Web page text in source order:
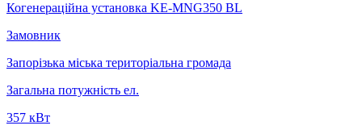
Когенерацiйна установка KE-MNG350 BL
Замовник
Запорізька міська територіальна громада
Загальна потужність ел.
357 кВт